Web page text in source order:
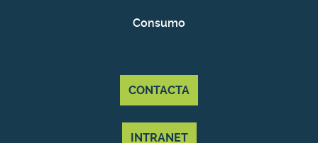
Consumo
CONTACTA
INTRANET